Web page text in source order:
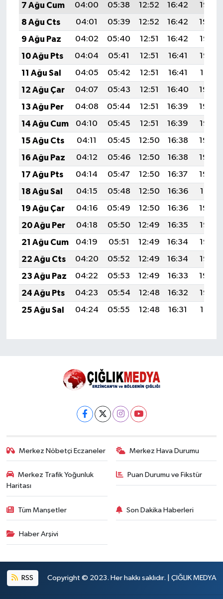
7 Ağu Cum
04:00 05:38 12:52 16:42
19:55
8 Ağu Cts
04:01 05:39 12:52 16:42
19:54
9 Ağu Paz
04:02 05:40 12:51 16:42
19:53
10 Ağu Pts
04:04 05:41 12:51 16:41
19:52
11 Ağu Sal
04:05 05:42 12:51 16:41
19:51
12 Ağu Çar
04:07 05:43 12:51 16:40
19:49
13 Ağu Per
04:08 05:44 12:51 16:39
19:48
14 Ağu Cum
04:10 05:45 12:51 16:39
19:47
15 Ağu Cts
04:11 05:45 12:50 16:38
19:45
16 Ağu Paz
04:12 05:46 12:50 16:38
19:44
17 Ağu Pts
04:14 05:47 12:50 16:37
19:43
18 Ağu Sal
04:15 05:48 12:50 16:36
19:41
19 Ağu Çar
04:16 05:49 12:50 16:36
19:40
20 Ağu Per
04:18 05:50 12:49 16:35
19:38
21 Ağu Cum
04:19 05:51 12:49 16:34
19:37
22 Ağu Cts
04:20 05:52 12:49 16:34
19:36
23 Ağu Paz
04:22 05:53 12:49 16:33
19:34
24 Ağu Pts
04:23 05:54 12:48 16:32
19:33
25 Ağu Sal
04:24 05:55 12:48 16:31 19:31
Merkez Nöbetçi Eczaneler Merkez Hava Durumu
Merkez Trafik Yoğunluk
Haritası
Puan Durumu ve Fikstür
Tüm Manşetler Son Dakika Haberleri
Haber Arşivi
RSS Copyright © 2023. Her hakkı saklıdır. | ÇIĞLIK MEDYA